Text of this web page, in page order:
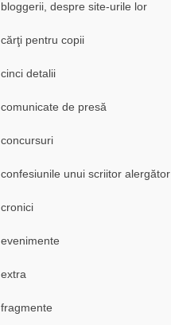
bloggerii, despre site-urile lor
cărţi pentru copii
cinci detalii
comunicate de presă
concursuri
confesiunile unui scriitor alergător
cronici
evenimente
extra
fragmente